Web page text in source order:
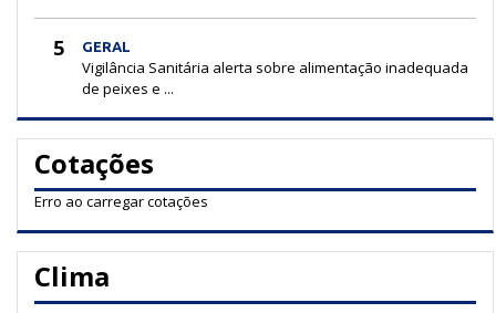
5 GERAL
Vigilância Sanitária alerta sobre alimentação inadequada
de peixes e ...
Cotações
Erro ao carregar cotações
Clima